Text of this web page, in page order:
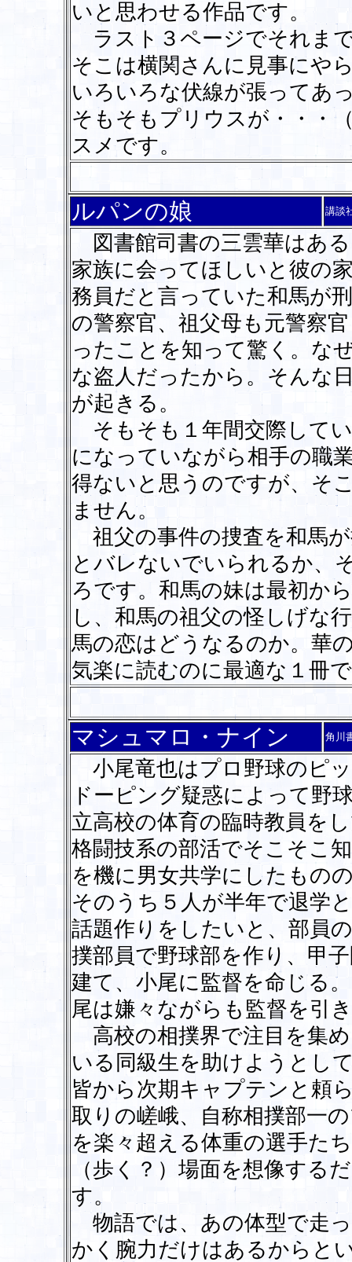
いと思わせる作品です。
ラスト３ページでそれま
そこは横関さんに見事にや
いろいろな伏線が張ってあ
そもそもプリウスが・・・
スメです。
ルパンの娘 講談
図書館司書の三雲華はあ
家族に会ってほしいと彼の
務員だと言っていた和馬が
の警察官、祖父母も元警察
ったことを知って驚く。な
な盗人だったから。そんな
が起きる。
そもそも１年間交際して
になっていながら相手の職
得ないと思うのですが、そ
ません。
祖父の事件の捜査を和馬
とバレないでいられるか、
ろです。和馬の妹は最初か
し、和馬の祖父の怪しげな
馬の恋はどうなるのか。華
気楽に読むのに最適な１冊
マシュマロ・ナイン 角川
小尾竜也はプロ野球のピ
ドーピング疑惑によって野
立高校の体育の臨時教員を
格闘技系の部活でそこそこ
を機に男女共学にしたもの
そのうち５人が半年で退学
話題作りをしたいと、部員
撲部員で野球部を作り、甲
建て、小尾に監督を命じる
尾は嫌々ながらも監督を引
高校の相撲界で注目を集
いる同級生を助けようとし
皆から次期キャプテンと頼
取りの嵯峨、自称相撲部一
を楽々超える体重の選手た
（歩く？）場面を想像する
す。
物語では、あの体型で走
かく腕力だけはあるからと